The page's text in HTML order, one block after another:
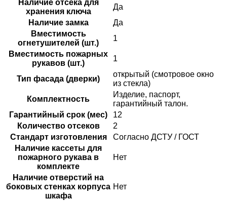
Наличие отсека для
хранения ключа
Да
Наличие замка
Да
Вместимость
огнетушителей (шт.)
1
Вместимость пожарных
рукавов (шт.)
1
Тип фасада (дверки)
открытый (смотровое окно
из стекла)
Комплектность
Изделие, паспорт,
гарантийный талон.
Гарантийный срок (мес)
12
Количество отсеков
2
Стандарт изготовления
Согласно ДСТУ / ГОСТ
Наличие кассеты для
пожарного рукава в
комплекте
Нет
Наличие отверстий на
боковых стенках корпуса
шкафа
Нет